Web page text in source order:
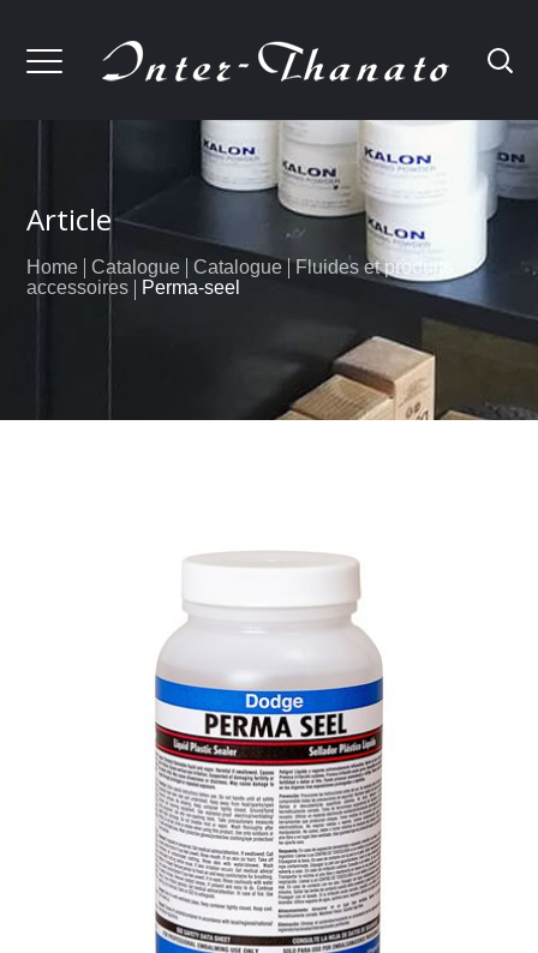
Article
Home Catalogue Catalogue
Fluides et produits
accessoires
Perma-seel